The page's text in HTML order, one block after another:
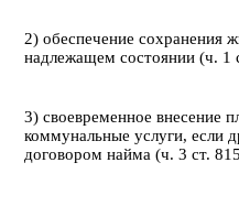
2) обеспечение сохранения
надлежащем состоянии (ч. 1
3) своевременное внесение
коммунальные услуги, если
договором найма (ч. 3 ст.